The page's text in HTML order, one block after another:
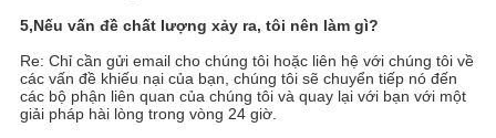
5,Nếu vấn đề chất lượng xảy ra, tôi nên làm gì?
Re: Chỉ cần gửi email cho chúng tôi hoặc liên hệ với chúng tôi về
các vấn đề khiếu nại của bạn, chúng tôi sẽ chuyển tiếp nó đến
các bộ phận liên quan của chúng tôi và quay lại với bạn với một
giải pháp hài lòng trong vòng 24 giờ.